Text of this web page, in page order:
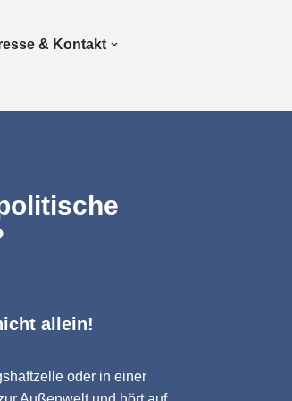
& Kontakt
allein!
oder in einer